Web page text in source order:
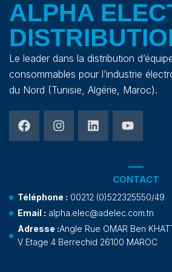
ALPHA
Le leader dans la distribution
consommables pour l’industrie
du Nord (Tunisie, Algérie, Maroc).
CONTACT
Téléphone : 00212 (0)522325550/49
Email : alpha.elec@adelec.com.tn
Adresse :Angle Rue OMAR Ben
V Etage 4 Berrechid 26100 MAROC